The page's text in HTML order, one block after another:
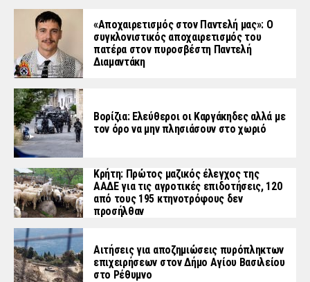
«Aποχαιρετισμός στον Παντελή μας»: Ο
συγκλονιστικός αποχαιρετισμός του
πατέρα στον πυροσβέστη Παντελή
Διαμαντάκη
Βορίζια: Ελεύθεροι οι Καργάκηδες αλλά με
τον όρο να μην πλησιάσουν στο χωριό
Κρήτη: Πρώτος μαζικός έλεγχος της
ΑΑΔΕ για τις αγροτικές επιδοτήσεις, 120
από τους 195 κτηνοτρόφους δεν
προσήλθαν
Αιτήσεις για αποζημιώσεις πυρόπληκτων
επιχειρήσεων στον Δήμο Αγίου Βασιλείου
στο Ρέθυμνο